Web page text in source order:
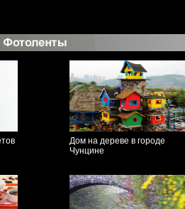
Дом на дереве в городе
Чунцине